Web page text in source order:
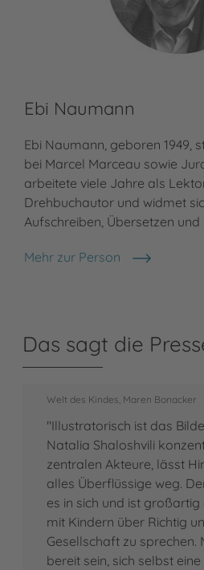
Ebi Naumann
Ebi Naumann, geboren 1949,
bei Marcel Marceau sowie
arbeitete viele Jahre als
Drehbuchautor und widmet
Aufschreiben, Übersetzen und
Mehr zur Person
Ebi Naumann
Das sagt die
Welt des Kindes, Maren Bonacker
"Illustratorisch ist das
Natalia Shaloshvili
zentralen Akteure, lässt
alles Überflüssige weg.
es in sich und ist
mit Kindern über Richtig
Gesellschaft zu sprechen.
bereit sein, sich selbst